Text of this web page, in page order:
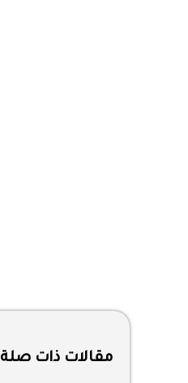
مقالات ذات صلة